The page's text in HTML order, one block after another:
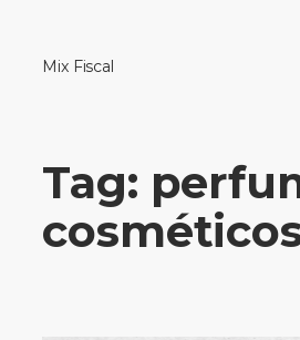
Mix Fiscal
Tag: